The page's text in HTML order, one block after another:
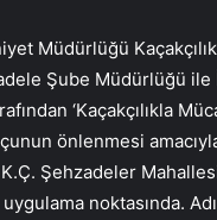
Müdürlüğü
Şube Müdürlüğü ile
‘Kaçakçılıkla
önlenmesi
K.Ç. Şehzadeler
noktasında.